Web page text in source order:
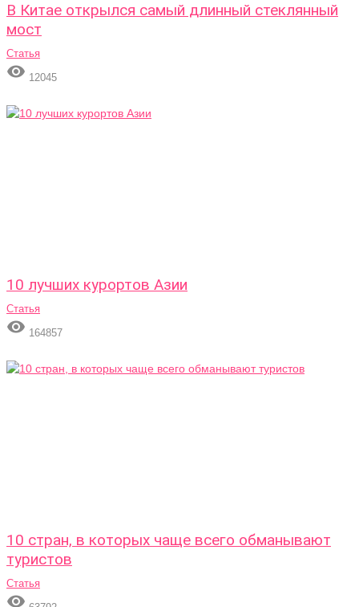
В Китае открылся самый длинный стеклянный
мост
Статья
 12045
10 лучших курортов Азии
Статья
 164857
10 стран, в которых чаще всего обманывают
туристов
Статья
